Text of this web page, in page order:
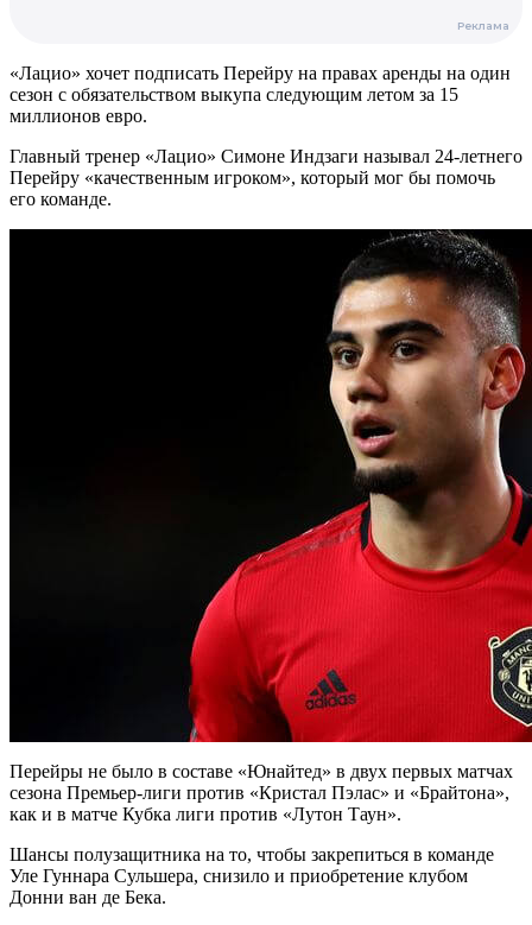
«Лацио» хочет подписать Перейру на правах аренды на один
сезон с обязательством выкупа следующим летом за 15
миллионов евро.
Главный тренер «Лацио» Симоне Индзаги называл 24-летнего
Перейру «качественным игроком», который мог бы помочь
его команде.
Перейры не было в составе «Юнайтед» в двух первых матчах
сезона Премьер-лиги против «Кристал Пэлас» и «Брайтона»,
как и в матче Кубка лиги против «Лутон Таун».
Шансы полузащитника на то, чтобы закрепиться в команде
Уле Гуннара Сульшера, снизило и приобретение клубом
Донни ван де Бека.